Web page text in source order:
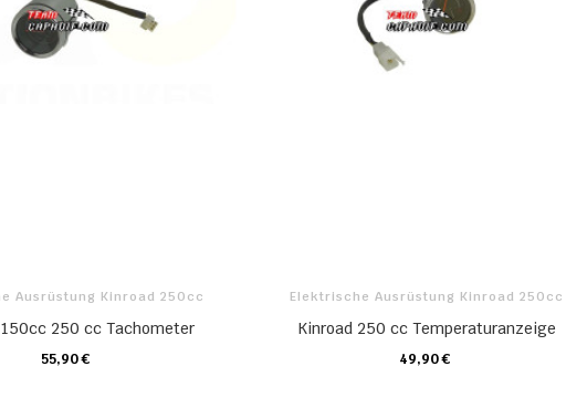
Ausrüstung Kinroad 250cc
250 cc Tachometer
55,90 €
KARTE
Elektrische Ausrüstung Kinroad 250cc
Kinroad 250 cc Temperaturanzeige
49,90 €
KARTE